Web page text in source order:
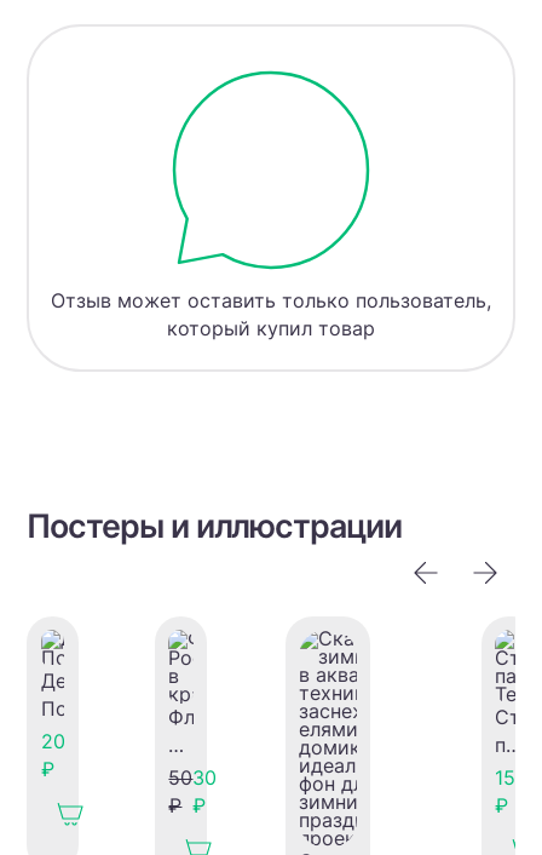
Отзыв может оставить только пользователь,
который купил товар
Постеры и иллюстрации
День
Победы
20
₽
Флаг
России
в
красках
50
₽
30
₽
пак
для
150
₽